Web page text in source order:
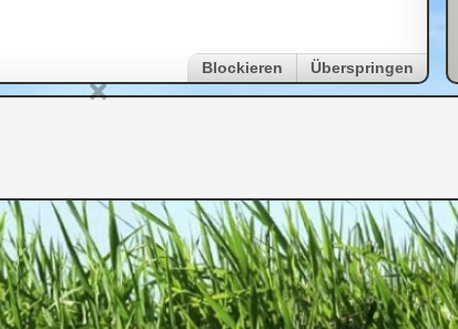
Blockieren Überspringen